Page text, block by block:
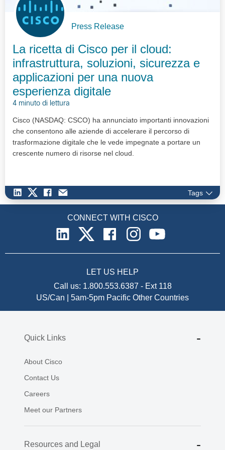
Press Release
La ricetta di Cisco per il cloud:
infrastruttura, soluzioni, sicurezza e
applicazioni per una nuova
esperienza digitale
4 minuto di lettura
Cisco (NASDAQ: CSCO) ha annunciato importanti innovazioni
che consentono alle aziende di accelerare il percorso di
trasformazione digitale che le vede impegnate a portare un
crescente numero di risorse nel cloud.
Tags
CONNECT WITH CISCO
LET US HELP
Call us: 1.800.553.6387 - Ext 118
US/Can | 5am-5pm Pacific Other Countries